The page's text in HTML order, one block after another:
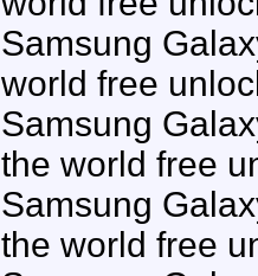
Samsung
world free
Samsung
the world free
Samsung
the world free